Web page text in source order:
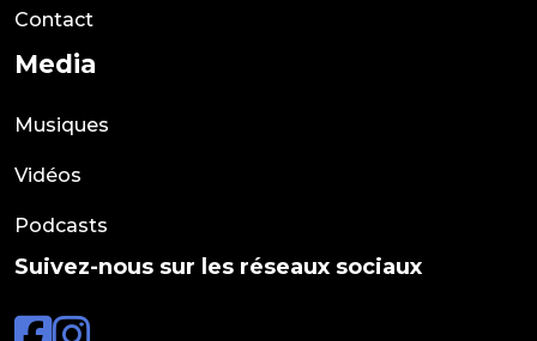
Contact
Media
Musiques
Vidéos
Podcasts
Suivez-nous sur les réseaux sociaux